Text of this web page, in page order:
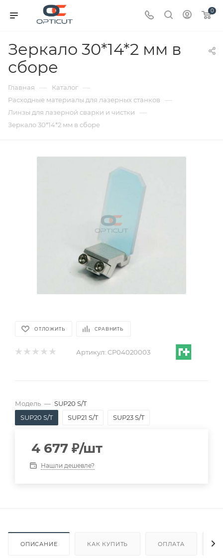
0
Зеркало 30*14*2 мм в
сборе
Главная — Каталог —
Расходные материалы для лазерных станков —
Линзы для лазерной сварки и чистки —
Зеркало 30*14*2 мм в сборе
ОТЛОЖИТЬ СРАВНИТЬ
Артикул: CP04020003
Модель — SUP20 S/T
SUP20 S/T
SUP21 S/T SUP23 S/T
4 677 ₽/шт
Нашли дешевле?
ОПИСАНИЕ КАК КУПИТЬ ОПЛАТА